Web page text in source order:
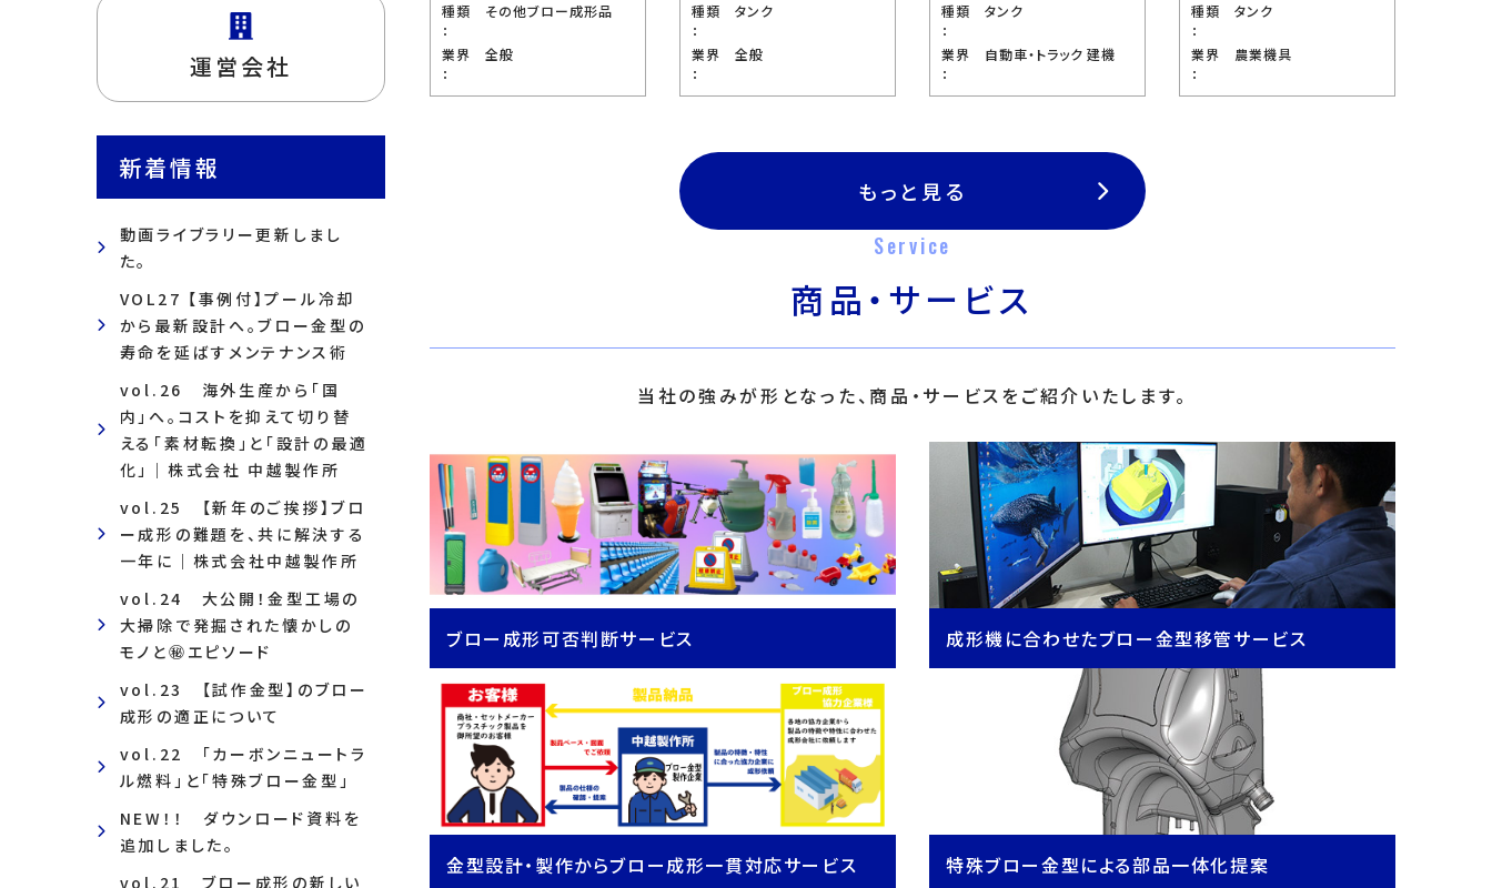
運営会社
新着情報
動画ライブラリー更新しまし
た。
VOL27 【事例付】プール冷却
から最新設計へ。ブロー金型の
寿命を延ばすメンテナンス術
vol.26 海外生産から「国
内」へ。コストを抑えて切り替
える「素材転換」と「設計の最適
化」｜株式会社 中越製作所
vol.25 【新年のご挨拶】ブロ
ー成形の難題を、共に解決する
一年に｜株式会社中越製作所
vol.24 大公開！金型工場の
大掃除で発掘された懐かしの
モノと㊙エピソード
vol.23 【試作金型】のブロー
成形の適正について
vol.22 「カーボンニュートラ
ル燃料」と「特殊ブロー金型」
NEW！！ ダウンロード資料を
追加しました。
vol.21 ブロー成形の新しい
種類
：
その他ブロー成形品
業界
：
全般
種類
：
タンク
業界
：
全般
種類
：
タンク
業界
：
自動車・トラック 建機
種類
：
タンク
業界
：
農業機具
もっと見る
Service
商品・サービス
当社の強みが形となった、商品・サービスをご紹介いたします。
ブロー成形可否判断サービス 成形機に合わせたブロー金型移管サービス
金型設計・製作からブロー成形一貫対応サービス 特殊ブロー金型による部品一体化提案